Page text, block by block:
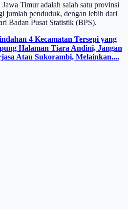
Timur adalah salah satu provinsi
jumlah penduduk, dengan lebih dari
Badan Pusat Statistik (BPS).
4 Kecamatan Tersepi yang
Halaman Tiara Andini, Jangan
Atau Sukorambi, Melainkan....